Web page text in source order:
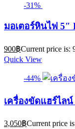
-31%
มอเตอร์หินไฟ 5″
900฿Current price is:
Quick View
-44%
เครื่องขัดแฮร์ไล
3,050฿Current price